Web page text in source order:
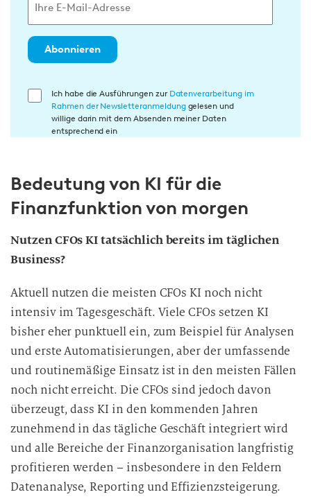
Abonnieren
E
l
i
n
i
n
d
i
e
D
a
e
v
e
Ich habe die Ausführungen zur Datenverarbeitung im
Rahmen der Newsletteranmeldunggelesen und
willige darin mit dem Absenden meiner Daten
entsprechend ein
Bedeutung von KI für die
Finanzfunktion von morgen
Nutzen CFOs KI tatsächlich bereits im täglichen
Business?
Aktuell nutzen die meisten CFOs KI noch nicht
intensiv im Tagesgeschäft. Viele CFOs setzen KI
bisher eher punktuell ein, zum Beispiel für Analysen
und erste Automatisierungen, aber der umfassende
und routinemäßige Einsatz ist in den meisten Fällen
noch nicht erreicht. Die CFOs sind jedoch davon
überzeugt, dass KI in den kommenden Jahren
zunehmend in das tägliche Geschäft integriert wird
und alle Bereiche der Finanzorganisation langfristig
profitieren werden – insbesondere in den Feldern
Datenanalyse, Reporting und Effizienzsteigerung.